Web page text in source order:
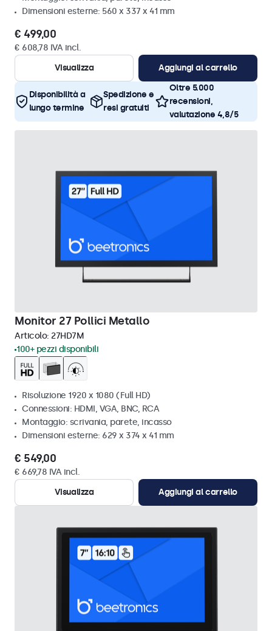
Dimensioni esterne: 560 x 337 x 41 mm
€ 499,00
€ 608,78 IVA incl.
Visualizza
Aggiungi al carrello
Disponibilità a
lungo termine
Spedizione e
resi gratuiti
Oltre 5.000
recensioni,
valutazione 4,8/5
Monitor 27 Pollici Metallo
Articolo: 27HD7M
100+ pezzi disponibili
Risoluzione 1920 x 1080 (Full HD)
Connessioni: HDMI, VGA, BNC, RCA
Montaggio: scrivania, parete, incasso
Dimensioni esterne: 629 x 374 x 41 mm
€ 549,00
€ 669,78 IVA incl.
Visualizza
Aggiungi al carrello